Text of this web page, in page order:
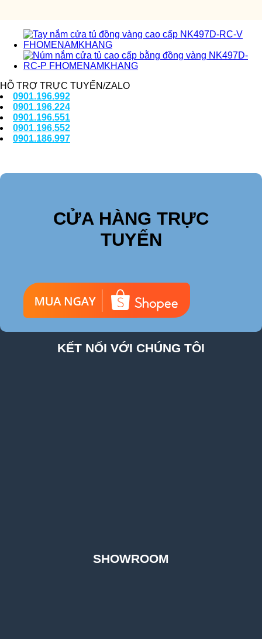
HỖ TRỢ TRỰC TUYẾN/ZALO
0901.196.992
0901.196.224
0901.196.551
0901.196.552
0901.186.997
CỬA HÀNG TRỰC
TUYẾN
KẾT NỐI VỚI CHÚNG TÔI
SHOWROOM